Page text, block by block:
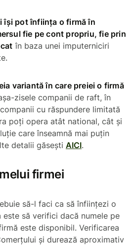
își pot înființa o firmă în
fie pe cont propriu, fie prin
în baza unei imputerniciri
variantă în care preiei o firmă
zisele companii de raft, în
cu răspundere limitată
poți opera atât national, cât și
care înseamnă mai puțin
detalii găsești AICI.
firmei
să-l faci ca să înființezi o
este să verifici dacă numele pe
este disponibil. Verificarea
și durează aproximativ